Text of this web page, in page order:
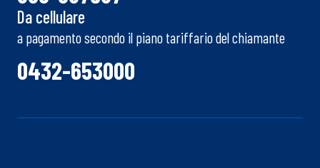
Da cellulare
a pagamento secondo il piano tariffario del chiamante
0432-653000